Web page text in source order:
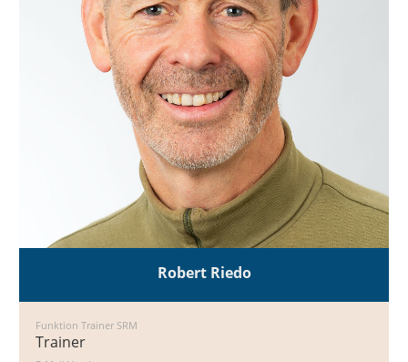
Robert Riedo
Funktion Trainer SRM
Trainer